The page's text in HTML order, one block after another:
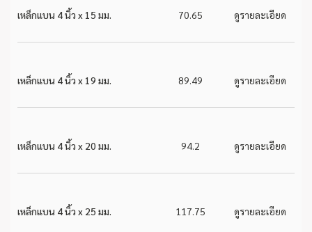
เหล็กแบน 4 นิ้ว x 15 มม. 70.65 ดูรายละเอียด
เหล็กแบน 4 นิ้ว x 19 มม. 89.49 ดูรายละเอียด
เหล็กแบน 4 นิ้ว x 20 มม. 94.2 ดูรายละเอียด
เหล็กแบน 4 นิ้ว x 25 มม. 117.75 ดูรายละเอียด